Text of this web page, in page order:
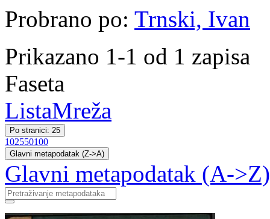
Probrano po: Trnski, Ivan
Prikazano 1-1 od 1 zapisa
Faseta
ListaMreža
Po stranici: 25
102550100
Glavni metapodatak (Z->A)
Glavni metapodatak (A->Z)